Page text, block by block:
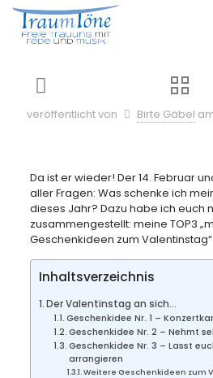
veröffentlicht von Birte Gäbel
Da ist er wieder! Der 14. Februar
aller Fragen: Was schenke ich
dieses Jahr? Dazu habe ich euch
zusammengestellt: meine TOP3
Geschenkideen zum
Inhaltsverzeichnis
Der Valentinstag an sich…
Geschenkidee Nr. 1 –
Geschenkidee Nr. 2 – Nehmt
Geschenkidee Nr. 3 – Lasst
arrangieren
Weitere Geschenkideen zum